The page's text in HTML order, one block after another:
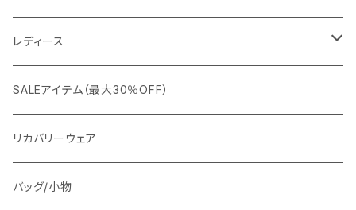
G-stage
TETEHOMME
TAION
フォーマル
Tシャツ/ポロシャツ
カジュアルジャケット
ビジネスジャケット
ブルゾン
コート
マウンテンパーカー/アウトドア
ダウン / 中綿アウター
ビジネス
セットアップ
ワイシャツ
カジュアル
ニット/Tシャツ/カットソー
スウェット/パーカー
アウター
レディース
アウター
トップス（ブラウス/カットソー）
ジャケット
SALEアイテム（最大30％OFF）
リカバリーウェア
バッグ/小物